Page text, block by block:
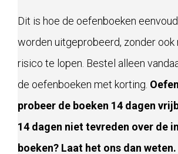
Dit is hoe de oefenboeken
worden uitgeprobeerd, zonder ook
risico te lopen. Bestel alleen
de oefenboeken met korting.
probeer de boeken 14 dagen
14 dagen niet tevreden over de
boeken? Laat het ons dan weten.